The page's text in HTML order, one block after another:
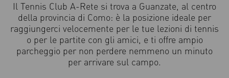
Il Tennis Club A-Rete si trova a Guanzate, al centro
della provincia di Como: è la posizione ideale per
raggiungerci velocemente per le tue lezioni di tennis
o per le partite con gli amici, e ti offre ampio
parcheggio per non perdere nemmeno un minuto
per arrivare sul campo.